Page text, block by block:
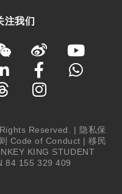
注我们
Reserved. | 隐私保
Code of Conduct |移民
KING STUDENT
84 155 329 409